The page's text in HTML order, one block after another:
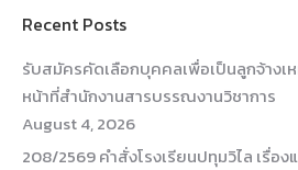
Recent Posts
รับสมัครคัดเลือกบุคคลเพื่อเป็นลูกจ้างเห
หน้าที่สำนักงานสารบรรณงานวิชาการ
August 4, 2026
208/2569 คำสั่งโรงเรียนปทุมวิไล เรื่อ